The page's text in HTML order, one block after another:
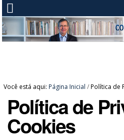
Você está aqui: Página Inicial /Política de
Política de
Cookies